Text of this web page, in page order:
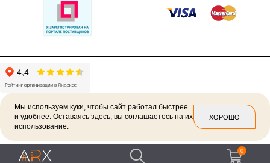
2026 © Политика конфиденциальности
0
Мы используем куки, чтобы сайт работал быстрее
и удобнее. Оставаясь здесь, вы соглашаетесь на их
использование.
ХОРОШО